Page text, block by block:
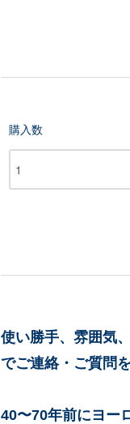
購入数
使い勝手、雰囲気
でご連絡・ご質問
40〜70年前にヨー